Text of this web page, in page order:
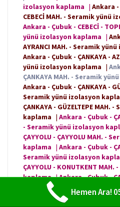
izolasyon kaplama | Ankara -
CEBECİ MAH. - Seramik yünü
Ankara - Çubuk - CEBECİ -
yünü izolasyon kaplama |
AYRANCI MAH. - Seramik
Ankara - Çubuk - ÇANKAYA -
yünü izolasyon kaplama |
ÇANKAYA MAH. - Seramik
Ankara - Çubuk - ÇANKAYA -
Seramik yünü izolasyon
ÇANKAYA - GÜZELTEPE
kaplama | Ankara - Çubuk -
- Seramik yünü izolasyon
ÇAYYOLU - ÇAYYOLU MAH. -
kaplama | Ankara - Çubuk -
Seramik yünü izolasyon
ÇAYYOLU - KONUTKENT
kaplama|Ankara - Çubuk -
Seramik yünü izolasyon
ÇAYYOLU - PROF. DR. AHMET
Hemen Ara!